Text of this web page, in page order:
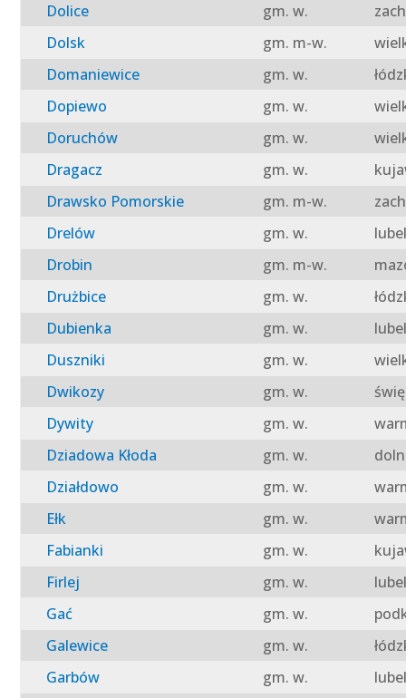
Dolice
gm. w.
Dolsk
gm. m-w.
Domaniewice
gm. w.
Dopiewo
gm. w.
Doruchów
gm. w.
Dragacz
gm. w.
Drawsko Pomorskie
gm. m-w.
Drelów
gm. w.
Drobin
gm. m-w.
Drużbice
gm. w.
Dubienka
gm. w.
Duszniki
gm. w.
Dwikozy
gm. w.
Dywity
gm. w.
Dziadowa Kłoda
gm. w.
Działdowo
gm. w.
Ełk
gm. w.
Fabianki
gm. w.
Firlej
gm. w.
Gać
gm. w.
Galewice
gm. w.
Garbów
gm. w.